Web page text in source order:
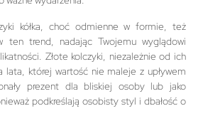
kółka, choć odmienne w formie, też
ten trend, nadając Twojemu wyglądowi
Złote kolczyki, niezależnie od ich
lata, której wartość nie maleje z upływem
prezent dla bliskiej osoby lub jako
podkreślają osobisty styl i dbałość o